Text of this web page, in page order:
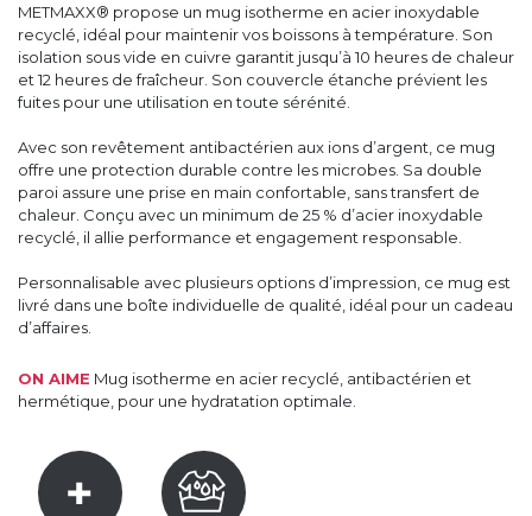
METMAXX® propose un mug isotherme en acier inoxydable
recyclé, idéal pour maintenir vos boissons à température. Son
isolation sous vide en cuivre garantit jusqu’à 10 heures de chaleur
et 12 heures de fraîcheur. Son couvercle étanche prévient les
fuites pour une utilisation en toute sérénité.
Avec son revêtement antibactérien aux ions d’argent, ce mug
offre une protection durable contre les microbes. Sa double
paroi assure une prise en main confortable, sans transfert de
chaleur. Conçu avec un minimum de 25 % d’acier inoxydable
recyclé, il allie performance et engagement responsable.
Personnalisable avec plusieurs options d’impression, ce mug est
livré dans une boîte individuelle de qualité, idéal pour un cadeau
d’affaires.
ON AIME Mug isotherme en acier recyclé, antibactérien et
hermétique, pour une hydratation optimale.